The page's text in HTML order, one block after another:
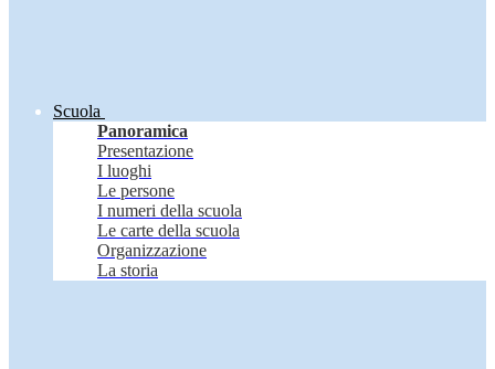
Scuola
Panoramica
Presentazione
I luoghi
Le persone
I numeri della scuola
Le carte della scuola
Organizzazione
La storia